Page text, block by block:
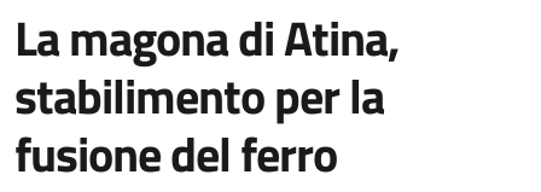
La magona di Atina,
stabilimento per la
fusione del ferro